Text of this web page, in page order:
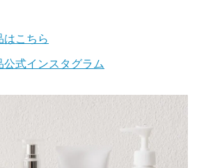
はこちら
公式インスタグラム